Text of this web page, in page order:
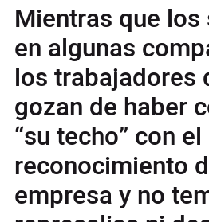
Mientras que
en algunas
los trabajadores
gozan de haber
“su techo” con el
reconocimiento
empresa y no